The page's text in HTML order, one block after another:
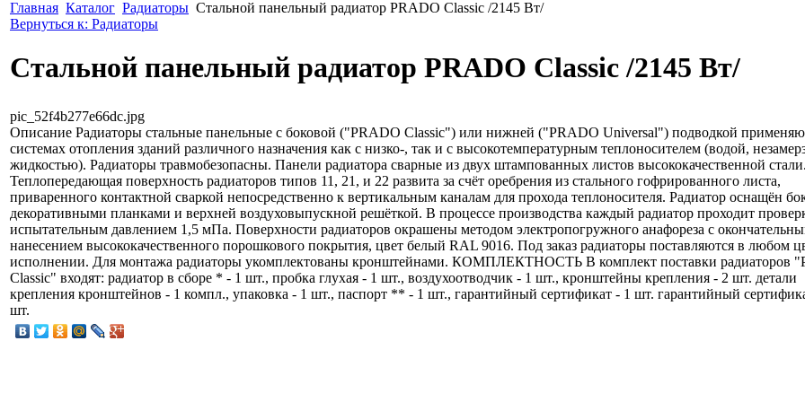
Главная Каталог Радиаторы Cтальной панельный радиатор PRADO Classic /2145 Вт/
Вернуться к: Радиаторы
Cтальной панельный радиатор PRADO Classic /2145 Вт/
pic_52f4b277e66dc.jpg
Описание Радиаторы стальные панельные с боковой ("PRADO Classic") или нижней ("PRADO Universal") подводкой
системах отопления зданий различного назначения как с низко-, так и с высокотемпературным теплоносителем (водой,
жидкостью). Радиаторы травмобезопасны. Панели радиатора сварные из двух штампованных листов высококачественной
Теплопередающая поверхность радиаторов типов 11, 21, и 22 развита за счёт оребрения из стального гофрированного листа,
приваренного контактной сваркой непосредственно к вертикальным каналам для прохода теплоносителя. Радиатор оснащён
декоративными планками и верхней воздуховыпускной решёткой. В процессе производства каждый радиатор проходит
испытательным давлением 1,5 мПа. Поверхности радиаторов окрашены методом электропогружного анафореза с
нанесением высококачественного порошкового покрытия, цвет белый RAL 9016. Под заказ радиаторы поставляются в любом
исполнении. Для монтажа радиаторы укомплектованы кронштейнами. КОМПЛЕКТНОСТЬ В комплект поставки радиаторов
Classic" входят: радиатор в сборе * - 1 шт., пробка глухая - 1 шт., воздухоотводчик - 1 шт., кронштейны крепления - 2 шт. детали
крепления кронштейнов - 1 компл., упаковка - 1 шт., паспорт ** - 1 шт., гарантийный сертификат - 1 шт. гарантийный
шт.